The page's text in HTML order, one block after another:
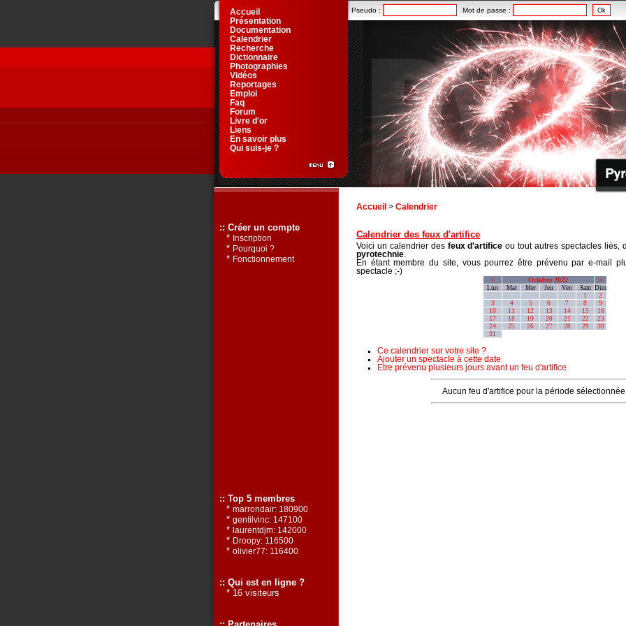
Accueil > Calendrier
Calendrier des feux d'artifice
Voici un calendrier des feux d'artifice ou tout autres spectacles liés,
pyrotechnie
En étant membre du site, vous pourrez être prévenu par e-mail
spectacle ;-)
< Octobre 2022 >
Lun Mar Mer Jeu Ven Sam Dim
1
2
3
4 5 6 7 8
9
10
11 12 13 14 15
16
17
18 19 20 21 22
23
24
25 26 27 28 29
30
31
Ce calendrier sur votre site ?
Ajouter un spectacle à cette date
Etre prévenu plusieurs jours avant un feu d'artifice
Aucun feu d'artifice pour la période
Pseudo : Mot de passe :
Accueil
Présentation
Documentation
Calendrier
Recherche
Dictionnaire
Photographies
Vidéos
Reportages
Emploi
Faq
Forum
Livre d'or
Liens
En savoir plus
Qui suis-je ?
:: Créer un compte
* Inscription
* Pourquoi ?
* Fonctionnement
:: Top 5 membres
* marrondair: 180900
* gentilvinc: 147100
* laurentdjm: 142000
* Droopy: 116500
* olivier77: 116400
:: Qui est en ligne ?
* 16 visiteurs